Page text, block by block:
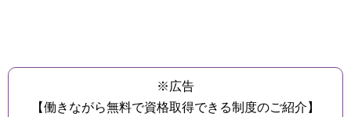
※広告
【働きながら無料で資格取得できる制度のご紹介】